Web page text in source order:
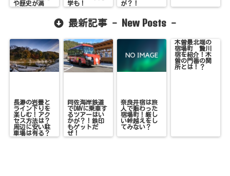
や歴史が満
載！
学も！
が？！
最新記事 - New Posts -
長瀞の岩畳と
ライン下りを
楽しむ！アク
セス方法は？
周辺に安い駐
車場は有る？
阿佐海岸鉄道
でDMVに乗車す
るツアーはい
かが？！鉄印
もゲットだ
ぜ！
奈良井宿は旅
人で賑わった
宿場町！厳し
い峠越えをし
てみない？
木曽最北端の
宿場町 贄川
宿を紹介！木
曽の門番の関
所とは！？